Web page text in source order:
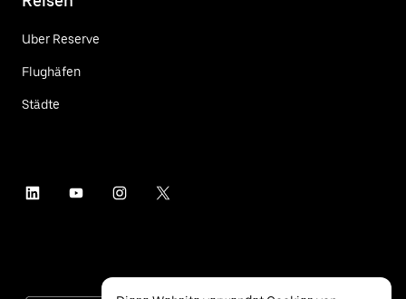
Uber Reserve
Flughäfen
Städte